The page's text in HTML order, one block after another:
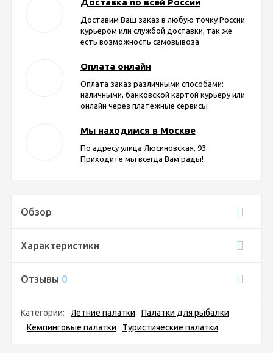
Доставим Ваш заказ в любую точку России
курьером или службой доставки, так же
есть возможность самовывоза
Оплата онлайн
Оплата заказ различными способами:
наличными, банковской картой курьеру или
онлайн через платежные сервисы
Мы находимся в Москве
По адресу улица Люсиновская, 93.
Приходите мы всегда Вам рады!
Обзор
Характеристики
Отзывы 0
Категории: Летние палатки
Палатки для рыбалки
Кемпинговые палатки
Туристические палатки